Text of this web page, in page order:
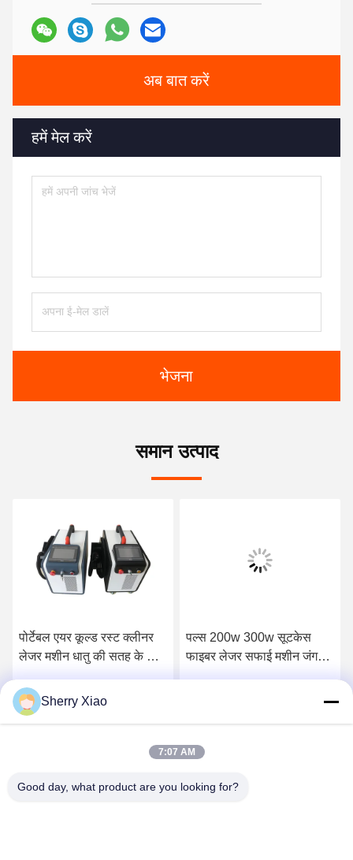
अब बात करें
हमें मेल करें
भेजना
समान उत्पाद
पोर्टेबल एयर कूल्ड रस्ट क्लीनर
लेजर मशीन धातु की सतह के लिए
लकड़ी से पेंट निकालें 200W
सबसे अच्छी कीमत पाएं
पल्स 200w 300w सूटकेस
फाइबर लेजर सफाई मशीन जंग
Sherry Xiao
7:07 AM
Good day, what product are you looking for?